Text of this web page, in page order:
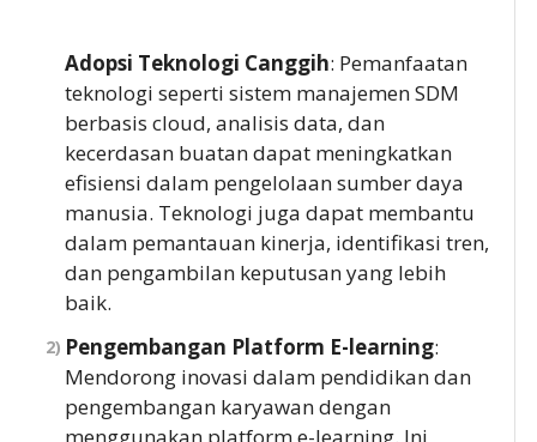
Adopsi Teknologi Canggih: Pemanfaatan
teknologi seperti sistem manajemen SDM
berbasis cloud, analisis data, dan
kecerdasan buatan dapat meningkatkan
efisiensi dalam pengelolaan sumber daya
manusia. Teknologi juga dapat membantu
dalam pemantauan kinerja, identifikasi tren,
dan pengambilan keputusan yang lebih
baik.
Pengembangan Platform E-learning:
Mendorong inovasi dalam pendidikan dan
pengembangan karyawan dengan
menggunakan platform e-learning. Ini